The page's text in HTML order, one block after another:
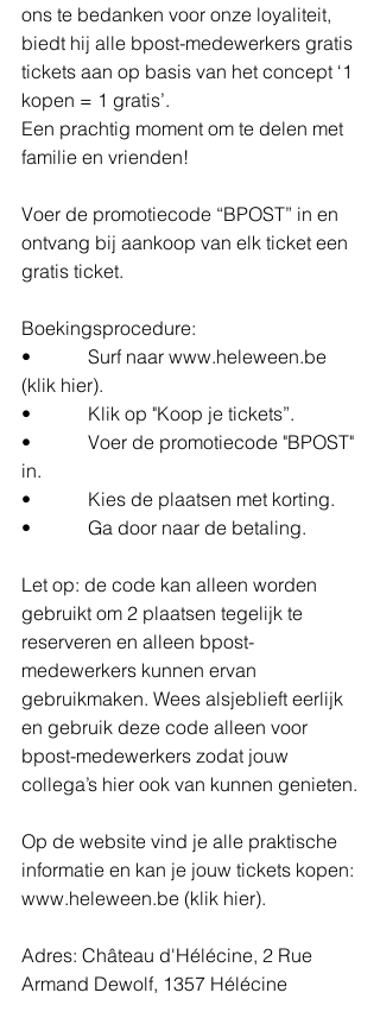
ons te bedanken voor onze loyaliteit,
biedt hij alle bpost-medewerkers gratis
tickets aan op basis van het concept ‘1
kopen = 1 gratis’.
Een prachtig moment om te delen met
familie en vrienden!
Voer de promotiecode “BPOST” in en
ontvang bij aankoop van elk ticket een
gratis ticket.
Boekingsprocedure:
•	    Surf naar www.heleween.be
(klik hier).
•	    Klik op "Koop je tickets”.
•	    Voer de promotiecode "BPOST"
in.
•	    Kies de plaatsen met korting.
•	    Ga door naar de betaling.
Let op: de code kan alleen worden
gebruikt om 2 plaatsen tegelijk te
reserveren en alleen bpost-
medewerkers kunnen ervan
gebruikmaken. Wees alsjeblieft eerlijk
en gebruik deze code alleen voor
bpost-medewerkers zodat jouw
collega’s hier ook van kunnen genieten.
Op de website vind je alle praktische
informatie en kan je jouw tickets kopen:
www.heleween.be (klik hier).
Adres: Château d'Hélécine, 2 Rue
Armand Dewolf, 1357 Hélécine